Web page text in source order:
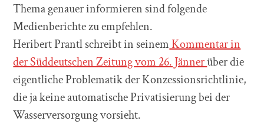
Thema genauer informieren sind folgende
Medienberichte zu empfehlen.
Heribert Prantl schreibt in seinem Kommentar in
der Süddeutschen Zeitung vom 26. Jännerüber die
eigentliche Problematik der Konzessionsrichtlinie,
die ja keine automatische Privatisierung bei der
Wasserversorgung vorsieht.